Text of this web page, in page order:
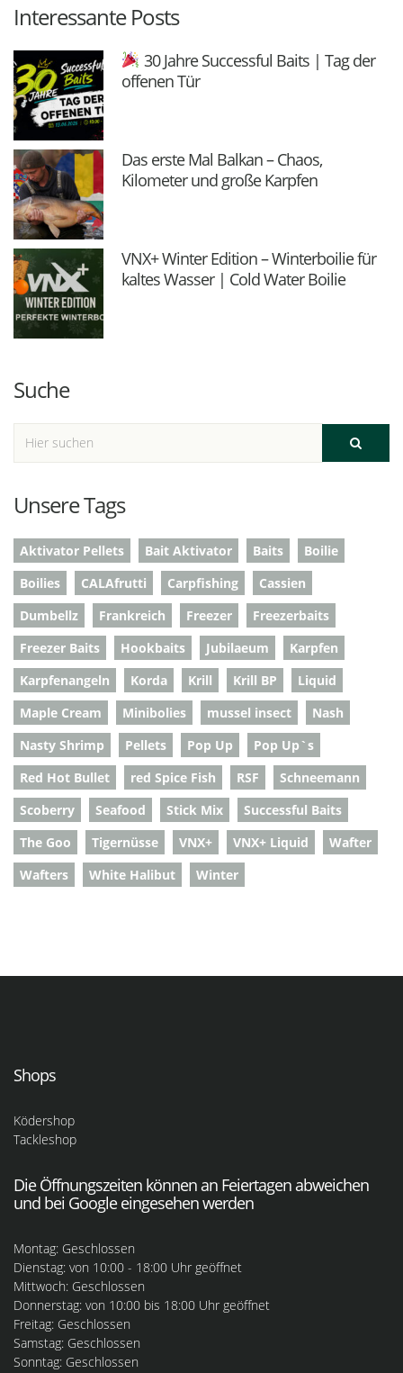
Interessante Posts
30 Jahre Successful Baits | Tag der
offenen Tür
Das erste Mal Balkan – Chaos,
Kilometer und große Karpfen
VNX+ Winter Edition – Winterboilie für
kaltes Wasser | Cold Water Boilie
Suche
Unsere Tags
Aktivator Pellets Bait Aktivator Baits
Boilie
Boilies
CALAfrutti Carpfishing
Cassien
Dumbellz
Frankreich Freezer
Freezerbaits
Freezer Baits
Hookbaits Jubilaeum
Karpfen
Karpfenangeln
Korda Krill Krill BP
Liquid
Maple Cream
Minibolies mussel insect
Nash
Nasty Shrimp
Pellets Pop Up
Pop Up`s
Red Hot Bullet
red Spice Fish RSF
Schneemann
Scoberry
Seafood Stick Mix
Successful Baits
The Goo
Tigernüsse VNX+ VNX+ Liquid
Wafter
Wafters
White Halibut Winter
Shops
Ködershop
Tackleshop
Die Öffnungszeiten können an Feiertagen abweichen
und bei Google eingesehen werden
Montag: Geschlossen
Dienstag: von 10:00 - 18:00 Uhr geöffnet
Mittwoch: Geschlossen
Donnerstag: von 10:00 bis 18:00 Uhr geöffnet
Freitag: Geschlossen
Samstag: Geschlossen
Sonntag: Geschlossen